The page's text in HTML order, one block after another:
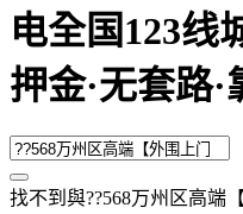
电全国123线
押金·无套路
找不到與??568万州区高端